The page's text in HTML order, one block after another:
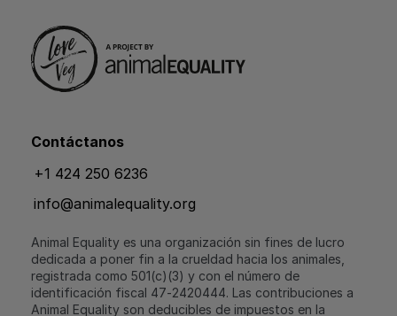
Contáctanos
+1 424 250 6236
info@animalequality.org
Animal Equality es una organización sin fines de lucro
dedicada a poner fin a la crueldad hacia los animales,
registrada como 501(c)(3) y con el número de
identificación fiscal 47‑2420444. Las contribuciones a
Animal Equality son deducibles de impuestos en la